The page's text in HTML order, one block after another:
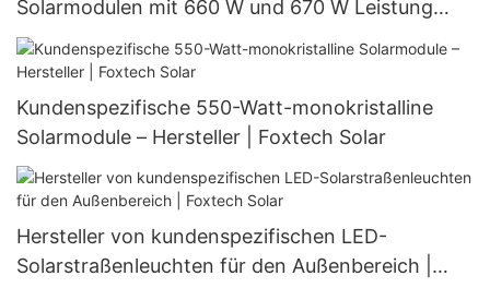
Solarmodulen mit 660 W und 670 W Leistung
(halbgeschnitten, 132 Zellen)
Kundenspezifische 550-Watt-monokristalline
Solarmodule – Hersteller | Foxtech Solar
Hersteller von kundenspezifischen LED-
Solarstraßenleuchten für den Außenbereich |